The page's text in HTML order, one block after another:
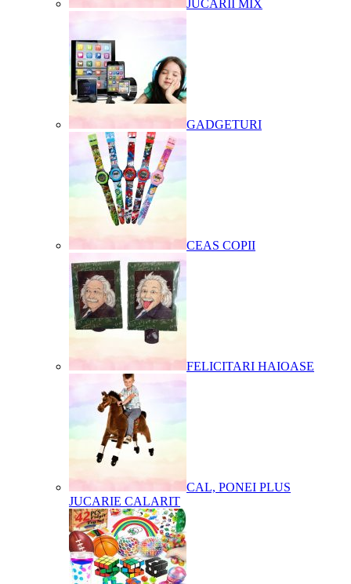
JUCARII MIX
GADGETURI
CEAS COPII
FELICITARI HAIOASE
CAL, PONEI PLUS
JUCARIE CALARIT